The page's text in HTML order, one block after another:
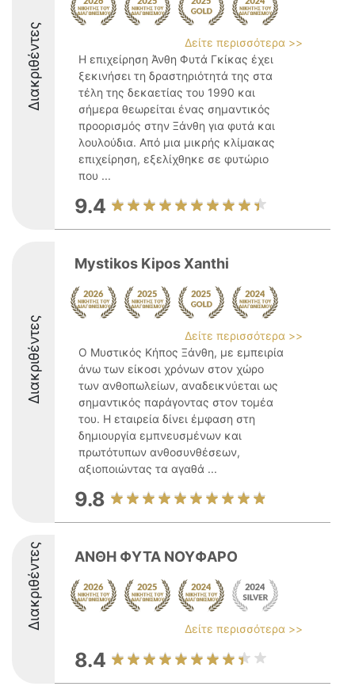
Διακριθέντες
Δείτε περισσότερα >>
Η επιχείρηση Άνθη Φυτά Γκίκας έχει
ξεκινήσει τη δραστηριότητά της στα
τέλη της δεκαετίας του 1990 και
σήμερα θεωρείται ένας σημαντικός
προορισμός στην Ξάνθη για φυτά και
λουλούδια. Από μια μικρής κλίμακας
επιχείρηση, εξελίχθηκε σε φυτώριο
που ...
9.4
Διακριθέντες
Mystikos Kipos Xanthi
Δείτε περισσότερα >>
Ο Μυστικός Κήπος Ξάνθη, με εμπειρία
άνω των είκοσι χρόνων στον χώρο
των ανθοπωλείων, αναδεικνύεται ως
σημαντικός παράγοντας στον τομέα
του. Η εταιρεία δίνει έμφαση στη
δημιουργία εμπνευσμένων και
πρωτότυπων ανθοσυνθέσεων,
αξιοποιώντας τα αγαθά ...
9.8
Διακριθέντες ΑΝΘΗ ΦΥΤΑ ΝΟΥΦΑΡΟ
Δείτε περισσότερα >>
8.4